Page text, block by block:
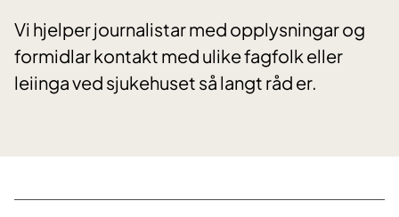
Vi hjelper journalistar med opplysningar og
formidlar kontakt med ulike fagfolk eller
leiinga ved sjukehuset så langt råd er.